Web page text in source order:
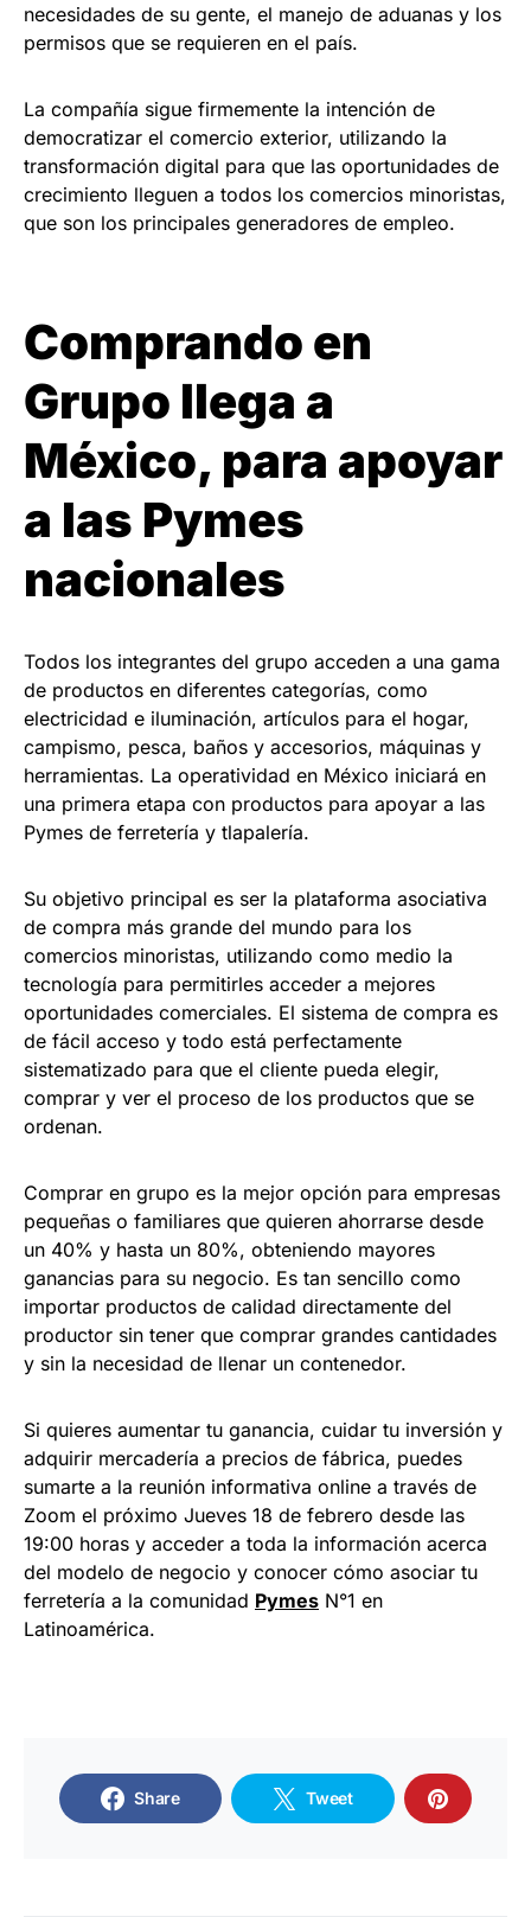
necesidades de su gente, el manejo de aduanas y los
permisos que se requieren en el país.
La compañía sigue firmemente la intención de
democratizar el comercio exterior, utilizando la
transformación digital para que las oportunidades de
crecimiento lleguen a todos los comercios minoristas,
que son los principales generadores de empleo.
Comprando en
Grupo llega a
México, para apoyar
a las Pymes
nacionales
Todos los integrantes del grupo acceden a una gama
de productos en diferentes categorías, como
electricidad e iluminación, artículos para el hogar,
campismo, pesca, baños y accesorios, máquinas y
herramientas. La operatividad en México iniciará en
una primera etapa con productos para apoyar a las
Pymes de ferretería y tlapalería.
Su objetivo principal es ser la plataforma asociativa
de compra más grande del mundo para los
comercios minoristas, utilizando como medio la
tecnología para permitirles acceder a mejores
oportunidades comerciales. El sistema de compra es
de fácil acceso y todo está perfectamente
sistematizado para que el cliente pueda elegir,
comprar y ver el proceso de los productos que se
ordenan.
Comprar en grupo es la mejor opción para empresas
pequeñas o familiares que quieren ahorrarse desde
un 40% y hasta un 80%, obteniendo mayores
ganancias para su negocio. Es tan sencillo como
importar productos de calidad directamente del
productor sin tener que comprar grandes cantidades
y sin la necesidad de llenar un contenedor.
Si quieres aumentar tu ganancia, cuidar tu inversión y
adquirir mercadería a precios de fábrica, puedes
sumarte a la reunión informativa online a través de
Zoom el próximo Jueves 18 de febrero desde las
19:00 horas y acceder a toda la información acerca
del modelo de negocio y conocer cómo asociar tu
ferretería a la comunidad Pymes N°1 en
Latinoamérica.
Share Tweet